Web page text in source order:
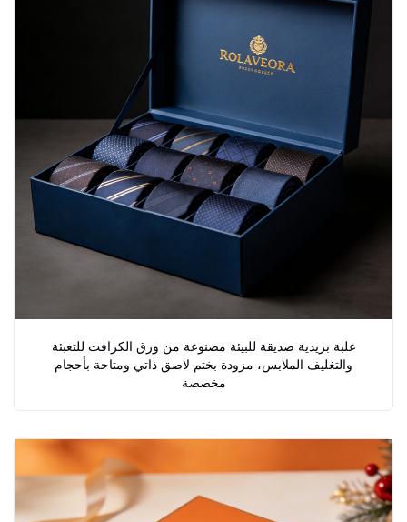
علبة بريدية صديقة للبيئة مصنوعة من ورق الكرافت للتعبئة
والتغليف الملابس، مزودة بختم لاصق ذاتي ومتاحة بأحجام
مخصصة